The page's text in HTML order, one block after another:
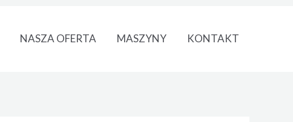
NASZA OFERTA MASZYNY KONTAKT